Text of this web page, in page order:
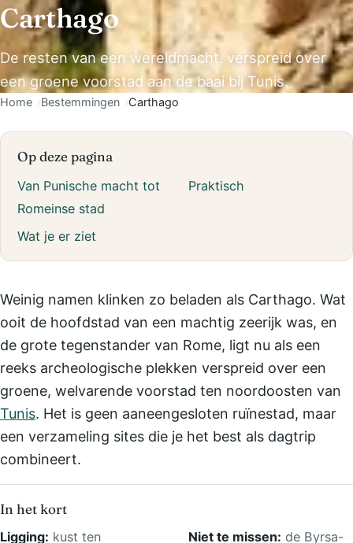
Carthago
De resten van een wereldmacht, verspreid over
een groene voorstad aan de baai bij Tunis.
Home Bestemmingen Carthago
Op deze pagina
Van Punische macht tot
Romeinse stad
Wat je er ziet
Praktisch
Weinig namen klinken zo beladen als Carthago. Wat
ooit de hoofdstad van een machtig zeerijk was, en
de grote tegenstander van Rome, ligt nu als een
reeks archeologische plekken verspreid over een
groene, welvarende voorstad ten noordoosten van
Tunis. Het is geen aaneengesloten ruïnestad, maar
een verzameling sites die je het best als dagtrip
combineert.
In het kort
Ligging: kust ten Niet te missen: de Byrsa-